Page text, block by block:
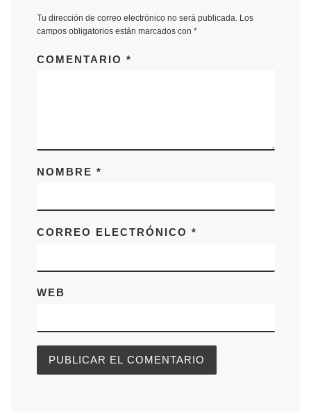
Tu dirección de correo electrónico no será publicada. Los
campos obligatorios están marcados con *
COMENTARIO *
NOMBRE *
CORREO ELECTRÓNICO *
WEB